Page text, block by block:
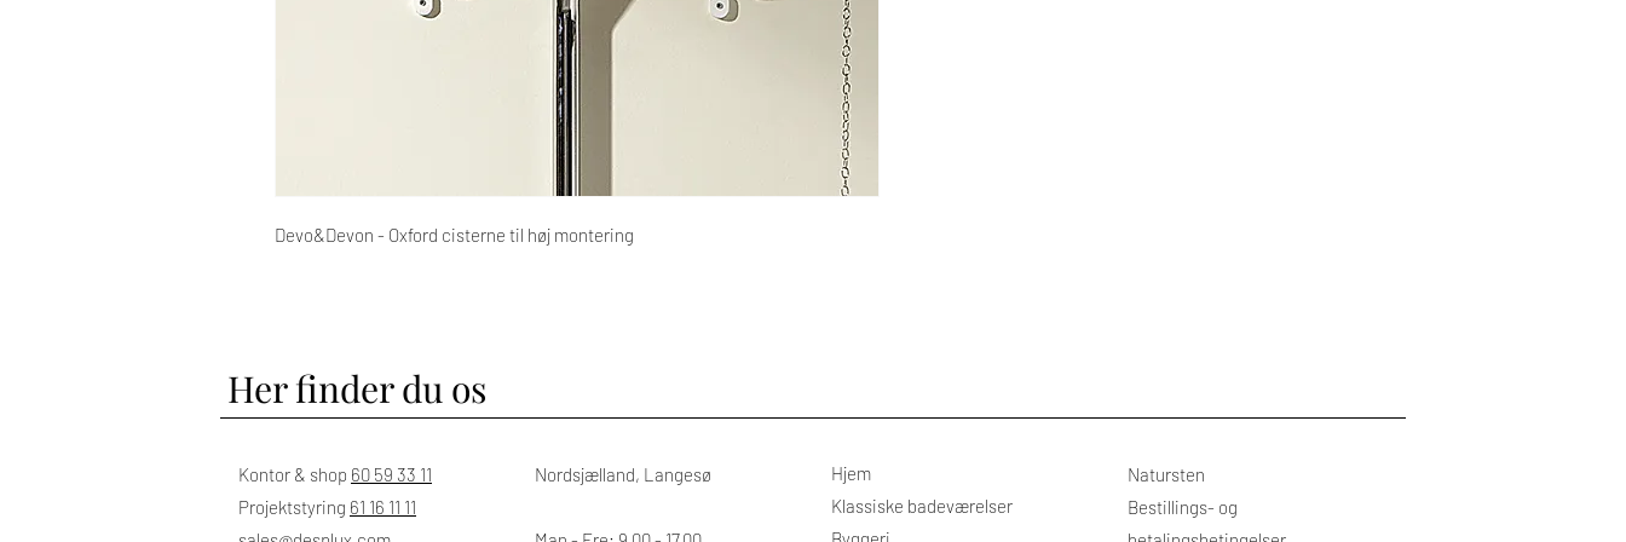
Devo&Devon - Oxford cisterne til høj montering
Her finder du os
Kontor & shop 60 59 33 11
Projektstyring 61 16 11 11
Nordsjælland, Langesø
Hjem
Klassiske badeværelser
Natursten
Bestillings- og